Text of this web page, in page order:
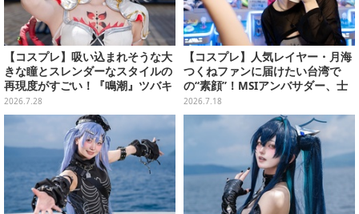
【コスプレ】吸い込まれそうな大
きな瞳とスレンダーなスタイルの
再現度がすごい！『鳴潮』ツバキ
の危険な香り漂う表情に見惚れる
【写真9枚】
2026.7.28
【コスプレ】人気レイヤー・月海
つくねファンに届けたい台湾で
の“素顔”！MSIアンバサダー、士
林夜市ではエビ6匹＆荷物番に大
奮闘【写真27枚】
2026.7.18